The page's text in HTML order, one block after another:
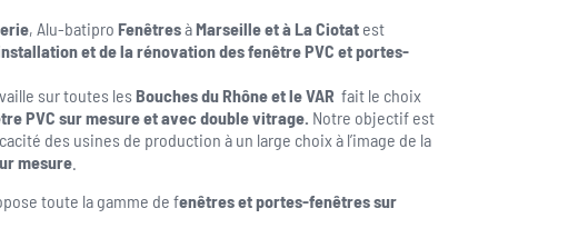
, Alu-batipro FenêtresàMarseille et à La Ciotat est
et de la rénovation des fenêtre PVC et portes-
sur toutes les Bouches du Rhône et le VAR fait le choix
PVC sur mesure et avec double vitrage. Notre objectif est
des usines de production à un large choix à l’image de la
mesure
toute la gamme de fenêtres et portes-fenêtres sur